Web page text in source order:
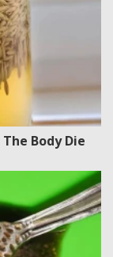
Body Die